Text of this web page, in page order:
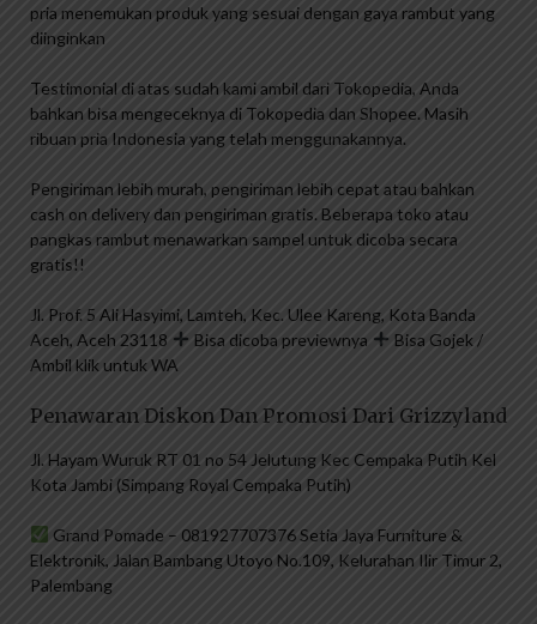
pria menemukan produk yang sesuai dengan gaya rambut yang
diinginkan
Testimonial di atas sudah kami ambil dari Tokopedia, Anda
bahkan bisa mengeceknya di Tokopedia dan Shopee. Masih
ribuan pria Indonesia yang telah menggunakannya.
Pengiriman lebih murah, pengiriman lebih cepat atau bahkan
cash on delivery dan pengiriman gratis. Beberapa toko atau
pangkas rambut menawarkan sampel untuk dicoba secara
gratis!!
Jl. Prof. 5 Ali Hasyimi, Lamteh, Kec. Ulee Kareng, Kota Banda
Aceh, Aceh 23118
Bisa dicoba previewnya
Bisa Gojek /
Ambil klik untuk WA
Penawaran Diskon Dan Promosi Dari Grizzyland
Jl. Hayam Wuruk RT 01 no 54 Jelutung Kec Cempaka Putih Kel
Kota Jambi (Simpang Royal Cempaka Putih)
Grand Pomade – 081927707376 Setia Jaya Furniture &
Elektronik, Jalan Bambang Utoyo No.109, Kelurahan Ilir Timur 2,
Palembang